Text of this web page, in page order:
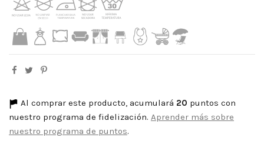
Al comprar este producto, acumulará 20 puntos con
nuestro programa de fidelización. Aprender más sobre
nuestro programa de puntos.